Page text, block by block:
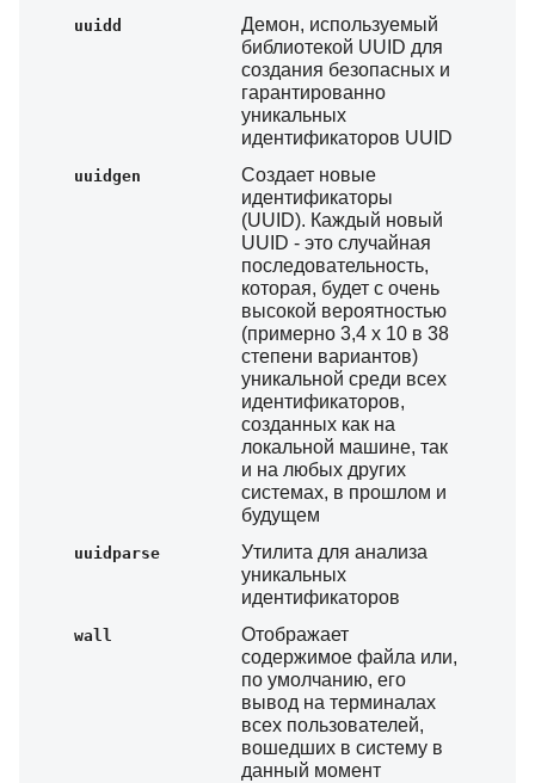
uuidd
Демон, используемый
библиотекой UUID для
создания безопасных и
гарантированно
уникальных
идентификаторов UUID
uuidgen
Создает новые
идентификаторы
(UUID). Каждый новый
UUID - это случайная
последовательность,
которая, будет с очень
высокой вероятностью
(примерно 3,4 х 10 в 38
степени вариантов)
уникальной среди всех
идентификаторов,
созданных как на
локальной машине, так
и на любых других
системах, в прошлом и
будущем
uuidparse
Утилита для анализа
уникальных
идентификаторов
wall
Отображает
содержимое файла или,
по умолчанию, его
вывод на терминалах
всех пользователей,
вошедших в систему в
данный момент